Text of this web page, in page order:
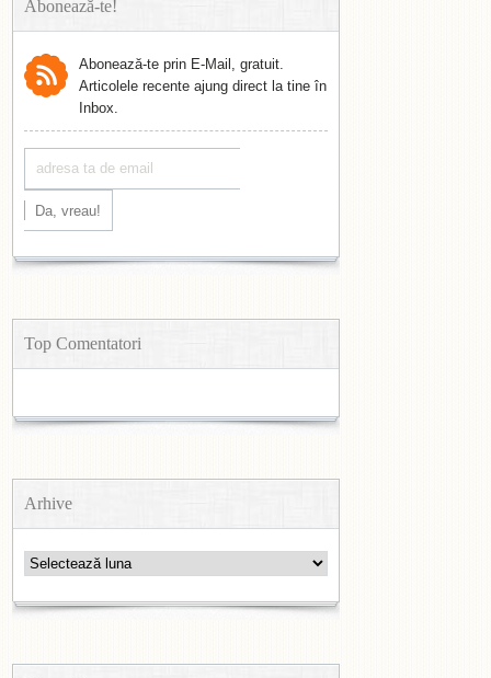
Abonează-te!
Abonează-te prin E-Mail, gratuit.
Articolele recente ajung direct la tine în
Inbox.
Top Comentatori
Arhive
Arhive